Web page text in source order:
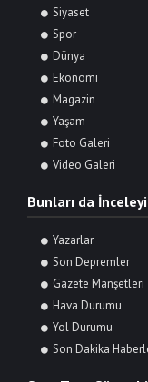
Siyaset
Spor
Dünya
Ekonomi
Magazin
Yaşam
Foto Galeri
Video Galeri
Bunları da
Yazarlar
Son Depremler
Gazete Manşetleri
Hava Durumu
Yol Durumu
Son Dakika